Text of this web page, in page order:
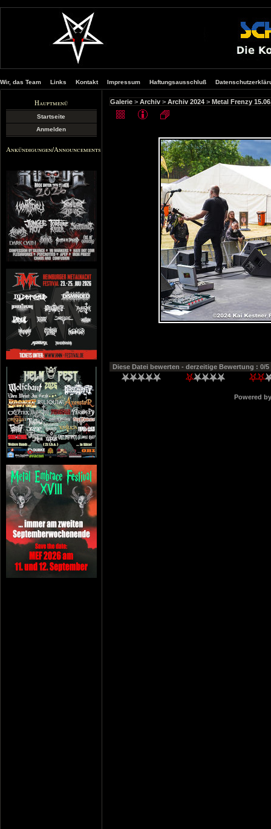
Wir, das Team Links Kontakt Impressum Haftungsausschluß
Hauptmenü
Startseite
Anmelden
Ankündigungen/Announcements
Galerie > Archiv > Archiv 2024 > Metal Frenzy
Diese Datei bewerten - derzeitige Bewertung : 0/
Powered